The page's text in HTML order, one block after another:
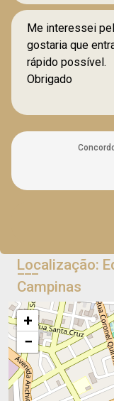
Localização:
Campinas
+
−